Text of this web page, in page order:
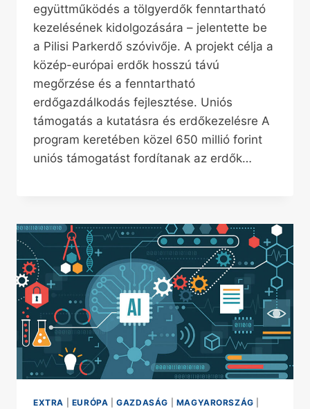
együttműködés a tölgyerdők fenntartható
kezelésének kidolgozására – jelentette be
a Pilisi Parkerdő szóvivője. A projekt célja a
közép-európai erdők hosszú távú
megőrzése és a fenntartható
erdőgazdálkodás fejlesztése. Uniós
támogatás a kutatásra és erdőkezelésre A
program keretében közel 650 millió forint
uniós támogatást fordítanak az erdők…
EXTRA EURÓPA |GAZDASÁG MAGYARORSZÁG